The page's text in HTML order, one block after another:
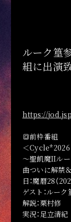
ルーク篁
組に出演
https://
🔳前枠番組
＜Cycle*2026
～聖飢魔IIル
曲ついに解禁
日：魔暦28（
ゲスト：ルー
解説：栗村修
実況：足立清紀